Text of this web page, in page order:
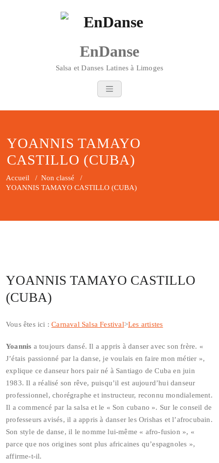
EnDanse
Salsa et Danses Latines à Limoges
YOANNIS TAMAYO
CASTILLO (CUBA)
Accueil / Non classé /
YOANNIS TAMAYO CASTILLO (CUBA)
YOANNIS TAMAYO CASTILLO
(CUBA)
Vous êtes ici :Carnaval Salsa Festival>Les artistes
Yoannis a toujours dansé. Il a appris à danser avec son frère. «
J’étais passionné par la danse, je voulais en faire mon métier »,
explique ce danseur hors pair né à Santiago de Cuba en juin
1983. Il a réalisé son rêve, puisqu’il est aujourd’hui danseur
professionnel, chorégraphe et instructeur, reconnu mondialement.
Il a commencé par la salsa et le « Son cubano ». Sur le conseil de
professeurs avisés, il a appris à danser les Orishas et l’afrocubain.
Son style de danse, il le nomme lui-même « afro-fusion », «
parce que nos origines sont plus africaines qu’espagnoles »,
affirme-t-il.